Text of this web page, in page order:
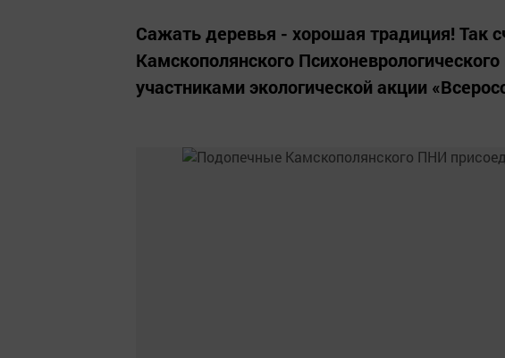
Сажать деревья - хорошая традиция! Так
Камскополянского
участниками экологической акции